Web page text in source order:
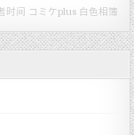
时间 コミケplus 白色相簿